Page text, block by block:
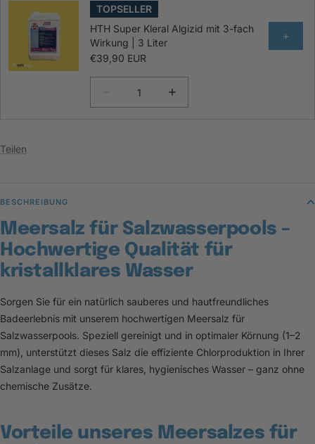
TOPSELLER
HTH Super Kleral Algizid mit 3-fach
Wirkung | 3 Liter
€39,90 EUR
+
Teilen
BESCHREIBUNG
Meersalz für Salzwasserpools –
Hochwertige Qualität für
kristallklares Wasser
Sorgen Sie für ein natürlich sauberes und hautfreundliches
Badeerlebnis mit unserem hochwertigen Meersalz für
Salzwasserpools. Speziell gereinigt und in optimaler Körnung (1–2
mm), unterstützt dieses Salz die effiziente Chlorproduktion in Ihrer
Salzanlage und sorgt für klares, hygienisches Wasser – ganz ohne
chemische Zusätze.
Vorteile unseres Meersalzes für